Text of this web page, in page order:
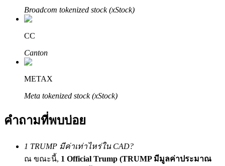
การแนะนำ
Broadcom tokenized stock (xStock)
CC
Canton
METAX
Meta tokenized stock (xStock)
คำถามที่พบบ่อย
1 TRUMP มีค่าเท่าไหร่ใน CAD?
ณ ขณะนี้, 1 Official Trump (TRUMP มีมูลค่าประมาณ